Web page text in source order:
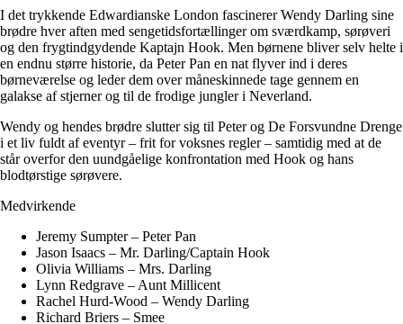
I det trykkende Edwardianske London fascinerer Wendy Darling sine
brødre hver aften med sengetidsfortællinger om sværdkamp, sørøveri
og den frygtindgydende Kaptajn Hook. Men børnene bliver selv helte i
en endnu større historie, da Peter Pan en nat flyver ind i deres
børneværelse og leder dem over måneskinnede tage gennem en
galakse af stjerner og til de frodige jungler i Neverland.
Wendy og hendes brødre slutter sig til Peter og De Forsvundne Drenge
i et liv fuldt af eventyr – frit for voksnes regler – samtidig med at de
står overfor den uundgåelige konfrontation med Hook og hans
blodtørstige sørøvere.
Medvirkende
Jeremy Sumpter – Peter Pan
Jason Isaacs – Mr. Darling/Captain Hook
Olivia Williams – Mrs. Darling
Lynn Redgrave – Aunt Millicent
Rachel Hurd-Wood – Wendy Darling
Richard Briers – Smee